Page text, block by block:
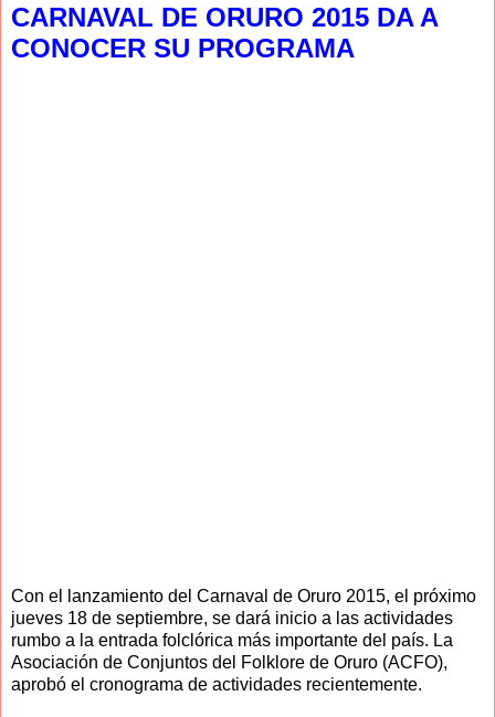
CARNAVAL DE ORURO 2015 DA A
CONOCER SU PROGRAMA
Con el lanzamiento del Carnaval de Oruro 2015, el próximo
jueves 18 de septiembre, se dará inicio a las actividades
rumbo a la entrada folclórica más importante del país. La
Asociación de Conjuntos del Folklore de Oruro (ACFO),
aprobó el cronograma de actividades recientemente.